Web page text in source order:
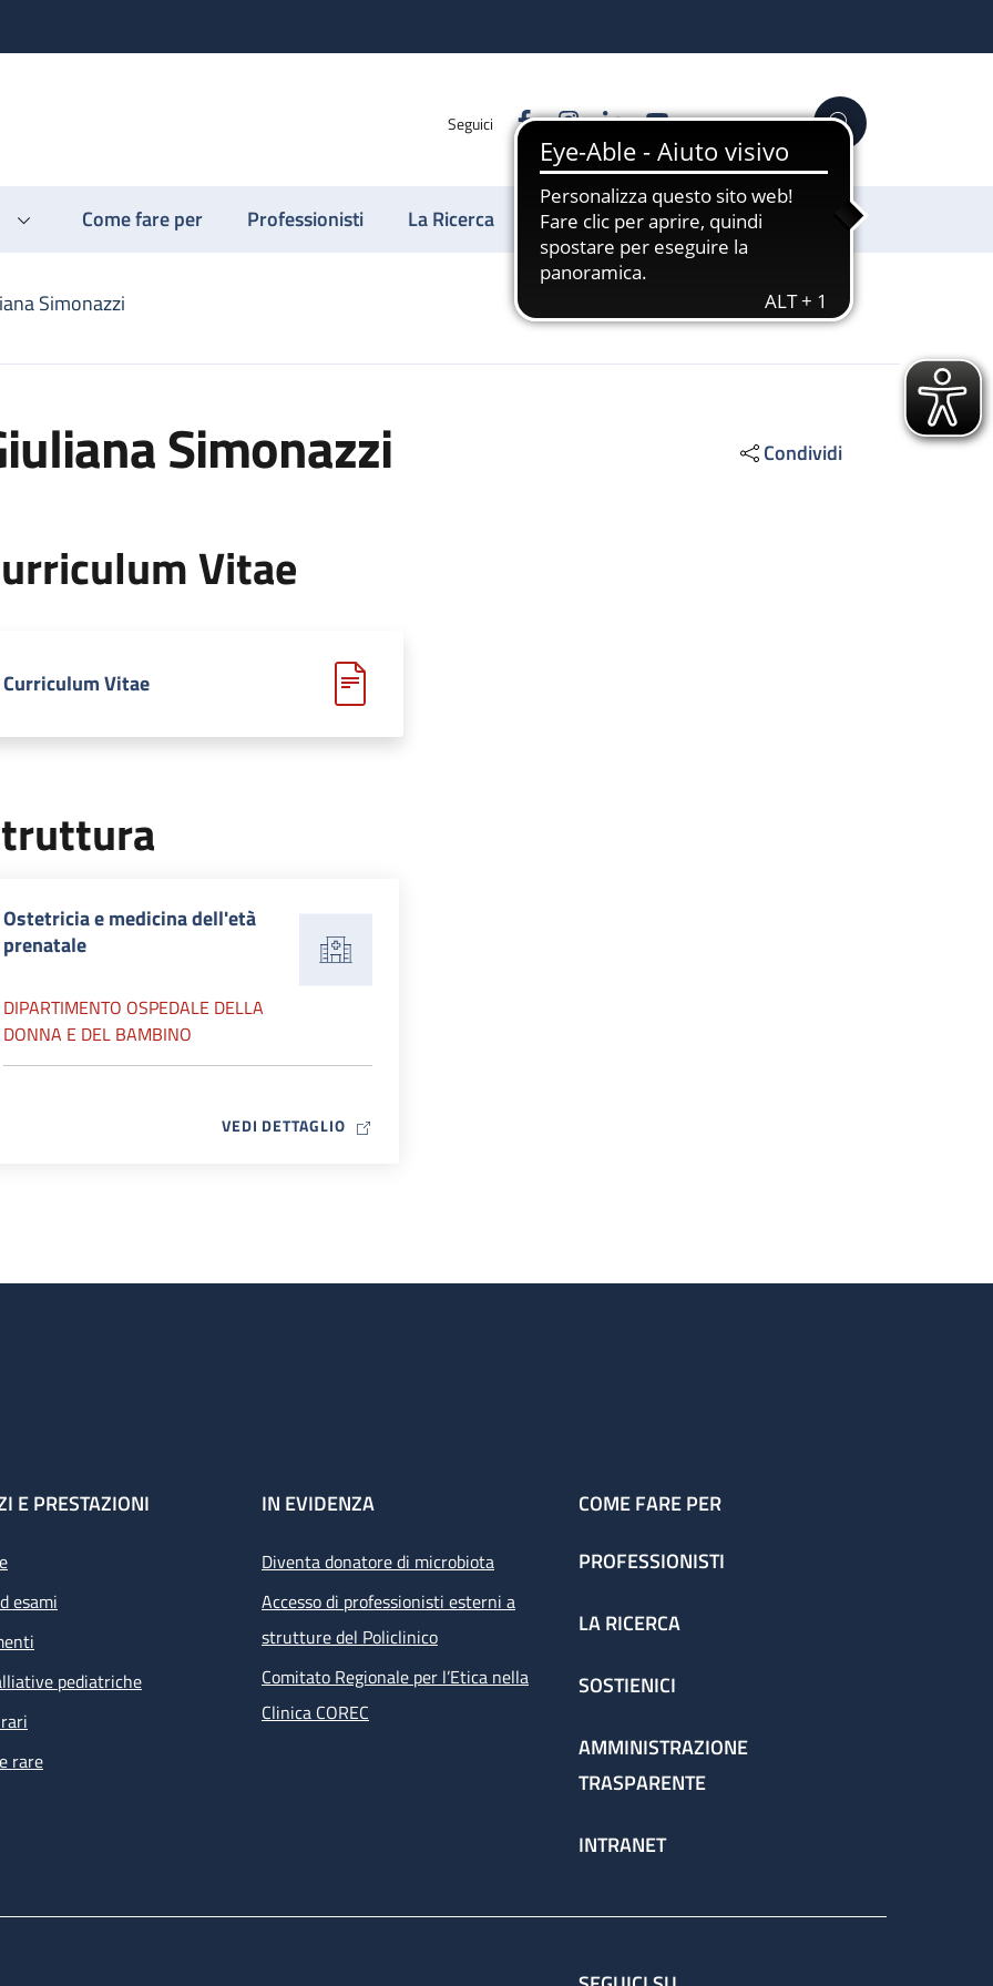
Seguici FacebookInstagram
LinkedinYouTube Cerca
Come fare per Professionisti La Ricerca Sostienici
Simonazzi
Simonazzi Condividi
Vitae
Curriculum Vitae
Ostetricia e medicina dell'età
prenatale
DIPARTIMENTO OSPEDALE DELLA
DONNA E DEL BAMBINO
VEDI DETTAGLIOMAP ICON
E PRESTAZIONI
esami
pediatriche
rare
IN EVIDENZA
Diventa donatore di microbiota
Accesso di professionisti esterni a
strutture del Policlinico
Comitato Regionale per l’Etica nella
Clinica COREC
COME FARE PER
PROFESSIONISTI
LA RICERCA
SOSTIENICI
AMMINISTRAZIONE
TRASPARENTE
INTRANET